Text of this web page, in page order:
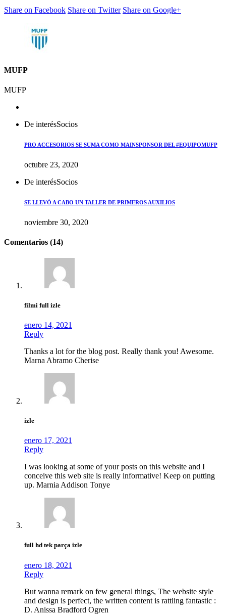
Share on Facebook Share on Twitter Share on Google+
MUFP
MUFP
De interésSocios
PRO ACCESORIOS SE SUMA COMO MAINSPONSOR DEL #EQUIPOMUFP
octubre 23, 2020
De interésSocios
SE LLEVÓ A CABO UN TALLER DE PRIMEROS AUXILIOS
noviembre 30, 2020
Comentarios (14)
filmi full izle
enero 14, 2021
Reply
Thanks a lot for the blog post. Really thank you! Awesome.
Marna Abramo Cherise
izle
enero 17, 2021
Reply
I was looking at some of your posts on this website and I
conceive this web site is really informative! Keep on putting
up. Marnia Addison Tonye
full hd tek parça izle
enero 18, 2021
Reply
But wanna remark on few general things, The website style
and design is perfect, the written content is rattling fantastic :
D. Anissa Bradford Ogren